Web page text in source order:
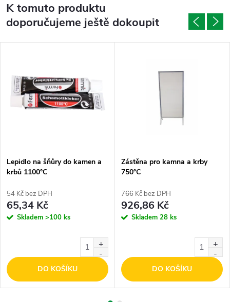
K tomuto produktu
doporučujeme ještě dokoupit
Lepidlo na šňůry do kamen a
krbů 1100°C
54 Kč bez DPH
65,34 Kč
Skladem >100 ks
DO KOŠÍKU
Zástěna pro kamna a krby
750°C
766 Kč bez DPH
926,86 Kč
Skladem 28 ks
DO KOŠÍKU